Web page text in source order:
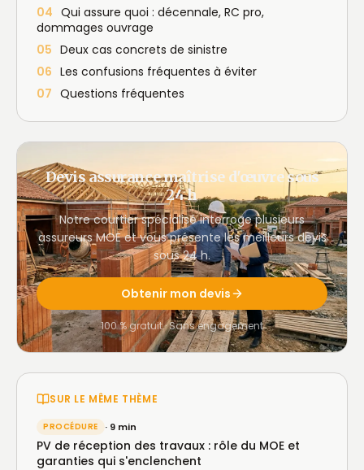
04 Qui assure quoi : décennale, RC pro,
dommages ouvrage
05 Deux cas concrets de sinistre
06 Les confusions fréquentes à éviter
07 Questions fréquentes
Devis assurance maîtrise d'œuvre sous
24 h
Notre courtier spécialisé interroge plusieurs
assureurs MOE et vous présente les meilleurs devis
sous 24 h.
Obtenir mon devis
100 % gratuit · Sans engagement
SUR LE MÊME THÈME
PROCÉDURE · 9 min
PV de réception des travaux : rôle du MOE et
garanties qui s'enclenchent